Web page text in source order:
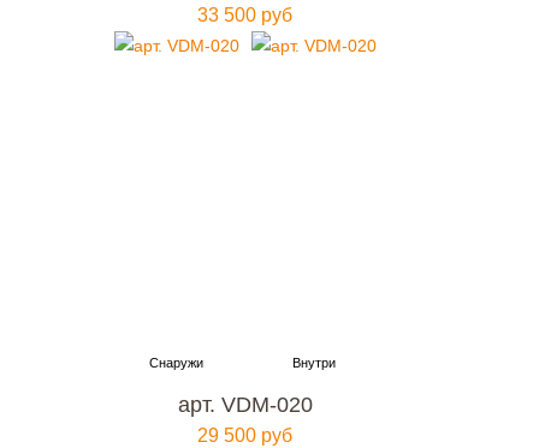
33 500 руб
арт. VDM-020
29 500 руб